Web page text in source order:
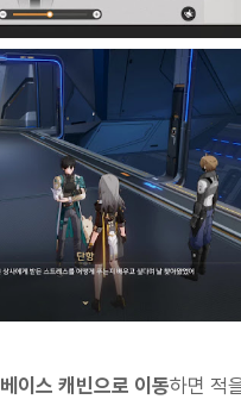
베이스 캐빈으로 이동하면 적